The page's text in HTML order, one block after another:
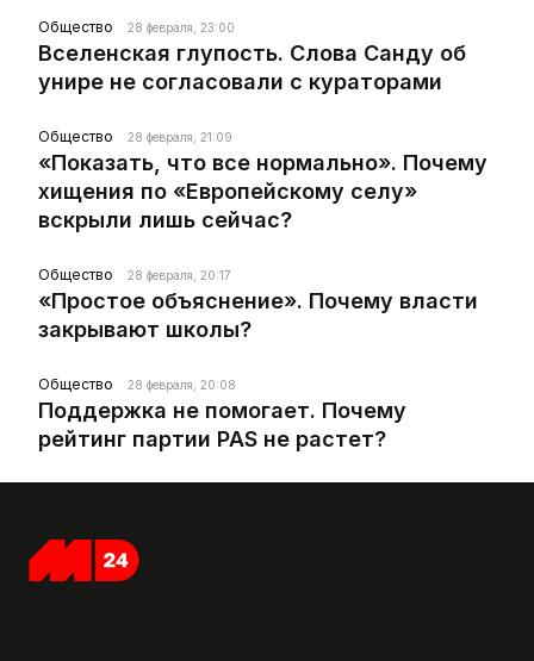
Общество 28 февраля, 23:00
Вселенская глупость. Слова Санду об
унире не согласовали с кураторами
Общество 28 февраля, 21:09
«Показать, что все нормально». Почему
хищения по «Европейскому селу»
вскрыли лишь сейчас?
Общество 28 февраля, 20:17
«Простое объяснение». Почему власти
закрывают школы?
Общество 28 февраля, 20:08
Поддержка не помогает. Почему
рейтинг партии PAS не растет?